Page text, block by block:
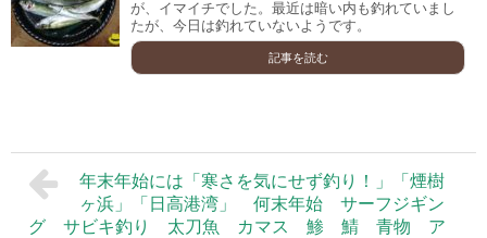
が、イマイチでした。最近は暗い内も釣れていまし
たが、今日は釣れていないようです。
記事を読む
年末年始には「寒さを気にせず釣り！」「煙樹
ヶ浜」「日高港湾」 何末年始 サーフジギン
グ サビキ釣り 太刀魚 カマス 鯵 鯖 青物 ア